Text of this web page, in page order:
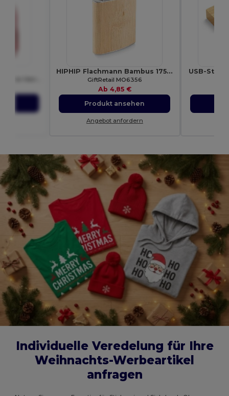
HIPHIP Flachmann Bambus 175ml
GiftRetail MO6356
Ab 4,85 €
Produkt ansehen
Angebot anfordern
USB-Stick
Individuelle Veredelung für Ihre
Weihnachts-Werbeartikel
anfragen